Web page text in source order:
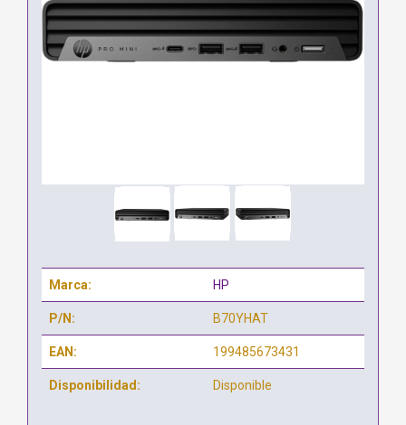
Marca: HP
P/N: B70YHAT
EAN: 199485673431
Disponibilidad: Disponible